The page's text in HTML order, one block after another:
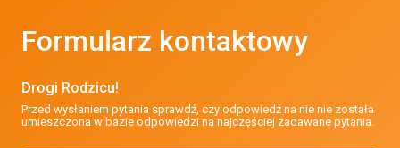
Formularz kontaktowy
Drogi Rodzicu!
Przed wysłaniem pytania sprawdź, czy odpowiedź na nie nie została
umieszczona w bazie odpowiedzi na najczęściej zadawane pytania.